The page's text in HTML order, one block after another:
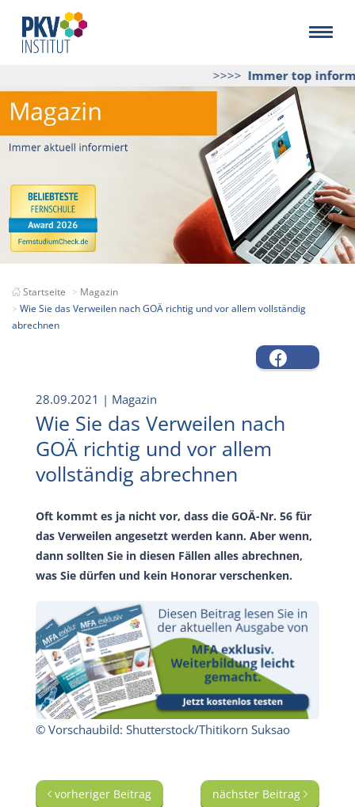
>>>>Immer top
Startseite
Magazin
Wie Sie das Verweilen nach GOÄ richtig und vor allem vollständig
abrechnen
28.09.2021 | Magazin
Wie Sie das Verweilen nach
GOÄ richtig und vor allem
vollständig abrechnen
Oft kommt es ja nicht vor, dass die GOÄ-Nr. 56 für
das Verweilen angesetzt werden kann. Aber wenn,
dann sollten Sie in diesen Fällen alles abrechnen,
was Sie dürfen und kein Honorar verschenken.
© Vorschaubild: Shutterstock/Thitikorn Suksao
vorheriger Beitrag nächster Beitrag